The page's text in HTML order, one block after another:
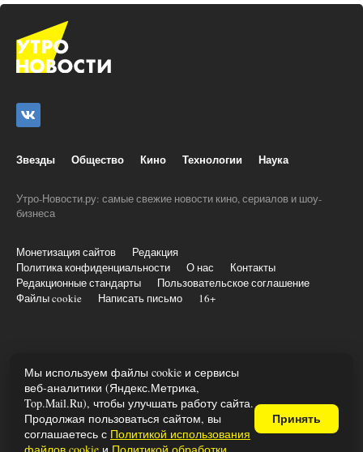
Звезды Общество Кино Технологии Наука
Утро-Новости.ру: самые свежие новости кино, сериалов и шоу-
бизнеса
Монетизация сайтов
Редакция
Политика конфиденциальности
О нас
Контакты
Редакционные стандарты
Пользовательское соглашение
Файлы cookie
Написать письмо 16+
© 2020-2026 Все права и материалы принадлежат «Утро-
новости.ру»
При копировании информации ставить активную ссылку на utro-
novosti.ru
Учредитель: ООО «Трафик», ОГРН 1027806866724, ИНН
7813175200
Мы используем файлы cookie и сервисы
веб-аналитики (Яндекс.Метрика,
Top.Mail.Ru), чтобы улучшать работу сайта.
Продолжая пользоваться сайтом, вы
соглашаетесь с Политикой использования
Принять